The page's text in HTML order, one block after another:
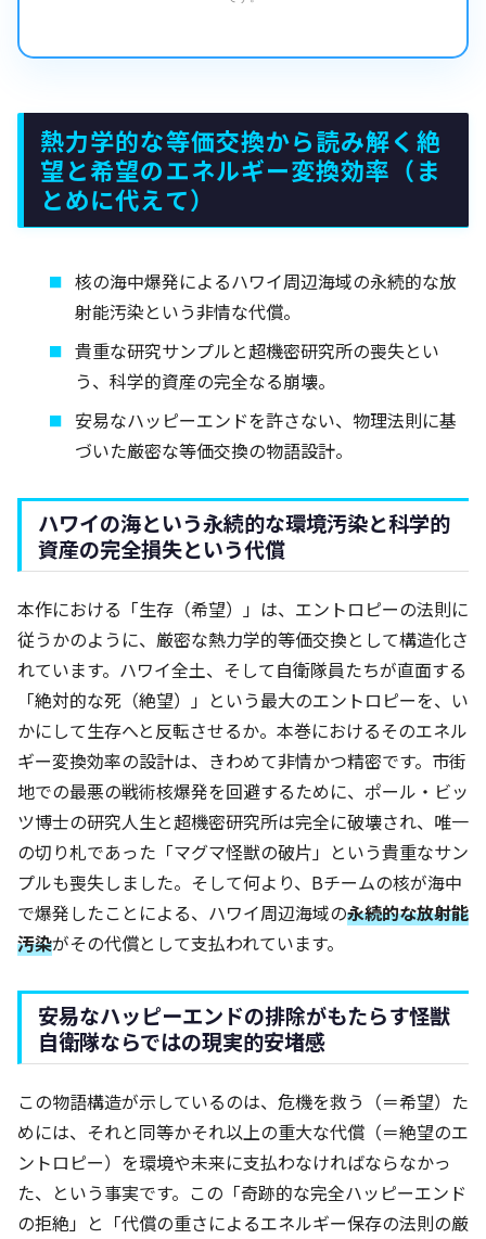
熱力学的な等価交換から読み解く絶
望と希望のエネルギー変換効率（ま
とめに代えて）
核の海中爆発によるハワイ周辺海域の永続的な放
射能汚染という非情な代償。
貴重な研究サンプルと超機密研究所の喪失とい
う、科学的資産の完全なる崩壊。
安易なハッピーエンドを許さない、物理法則に基
づいた厳密な等価交換の物語設計。
ハワイの海という永続的な環境汚染と科学的
資産の完全損失という代償
本作における「生存（希望）」は、エントロピーの法則に
従うかのように、厳密な熱力学的等価交換として構造化さ
れています。ハワイ全土、そして自衛隊員たちが直面する
「絶対的な死（絶望）」という最大のエントロピーを、い
かにして生存へと反転させるか。本巻におけるそのエネル
ギー変換効率の設計は、きわめて非情かつ精密です。市街
地での最悪の戦術核爆発を回避するために、ポール・ビッ
ツ博士の研究人生と超機密研究所は完全に破壊され、唯一
の切り札であった「マグマ怪獣の破片」という貴重なサン
プルも喪失しました。そして何より、Bチームの核が海中
で爆発したことによる、ハワイ周辺海域の永続的な放射能
汚染がその代償として支払われています。
安易なハッピーエンドの排除がもたらす怪獣
自衛隊ならではの現実的安堵感
この物語構造が示しているのは、危機を救う（＝希望）た
めには、それと同等かそれ以上の重大な代償（＝絶望のエ
ントロピー）を環境や未来に支払わなければならなかっ
た、という事実です。この「奇跡的な完全ハッピーエンド
の拒絶」と「代償の重さによるエネルギー保存の法則の厳